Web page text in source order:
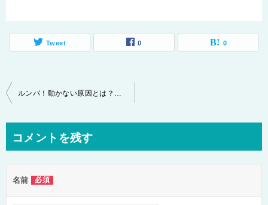
Tweet 0 0
投
ビ
ー
コメントを残す
名前 必須